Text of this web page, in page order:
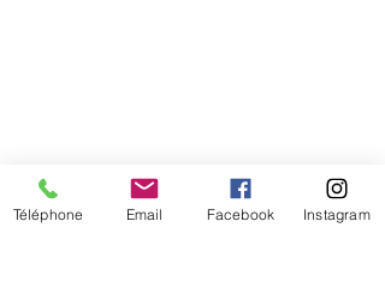
Téléphone Email Facebook Instagram